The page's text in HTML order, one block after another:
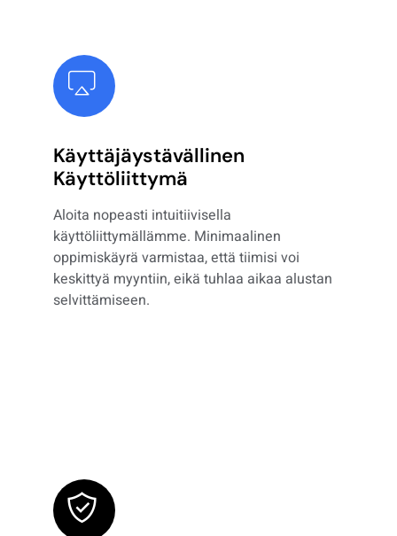
Käyttäjäystävällinen
Käyttöliittymä
Aloita nopeasti intuitiivisella
käyttöliittymällämme. Minimaalinen
oppimiskäyrä varmistaa, että tiimisi voi
keskittyä myyntiin, eikä tuhlaa aikaa alustan
selvittämiseen.